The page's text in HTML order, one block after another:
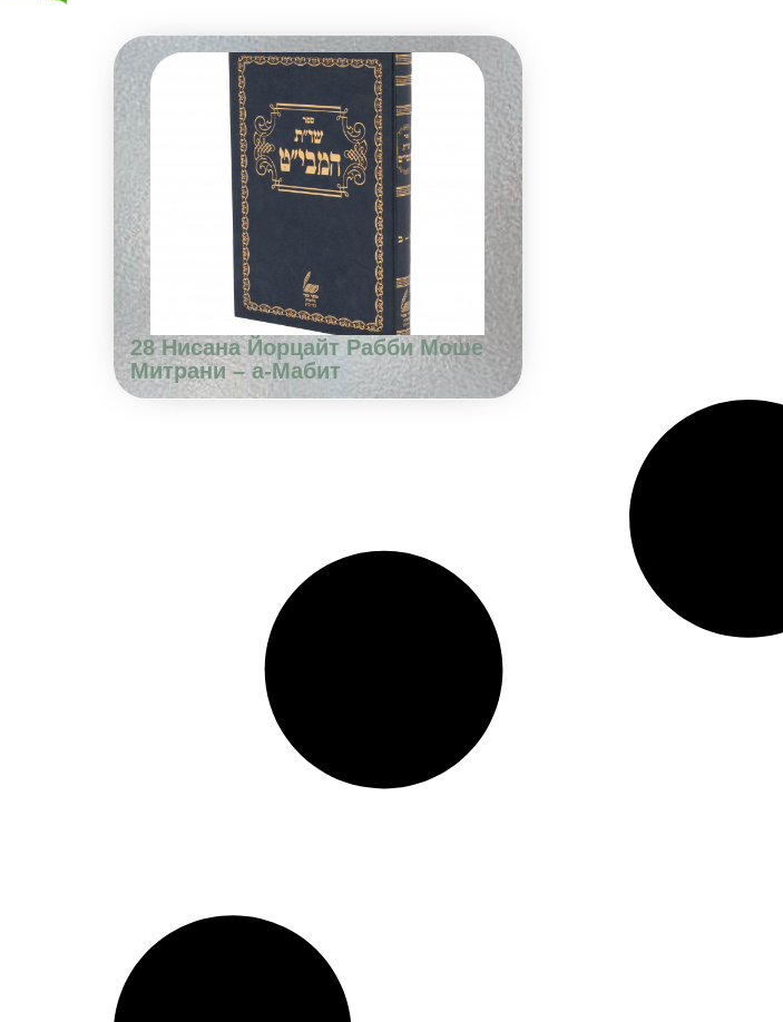
28 Нисана Йорцайт Рабби Моше
Митрани – а-Мабит